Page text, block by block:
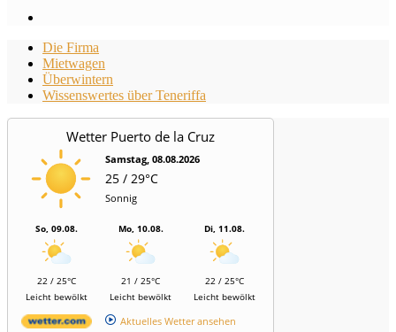
Die Firma
Mietwagen
Überwintern
Wissenswertes über Teneriffa
Wetter Puerto de la Cruz
Samstag, 08.08.2026
25 / 29°C
Sonnig
So, 09.08.
22 / 25°C
Leicht bewölkt
Mo, 10.08.
21 / 25°C
Leicht bewölkt
Di, 11.08.
22 / 25°C
Leicht bewölkt
Aktuelles Wetter ansehen